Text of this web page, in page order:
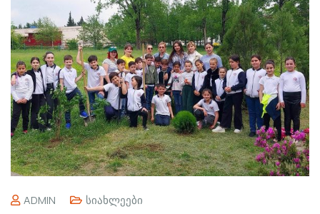
ADMIN Სიახლეები